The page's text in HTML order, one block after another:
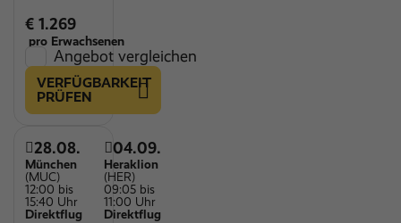
€ 1.269
pro Erwachsenen
Angebot vergleichen
VERFÜGBARKEIT
PRÜFEN
28.08.
München
(MUC)
12:00 bis
15:40 Uhr
Direktflug
04.09.
Heraklion
(HER)
09:05 bis
11:00 Uhr
Direktflug